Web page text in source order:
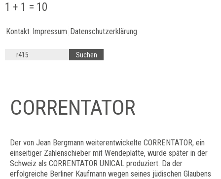
1 + 1 = 10
Kontakt Impressum Datenschutzerklärung
CORRENTATOR
Der von Jean Bergmann weiterentwickelte CORRENTATOR, ein
einseitiger Zahlenschieber mit Wendeplatte, wurde später in der
Schweiz als CORRENTATOR UNICAL produziert. Da der
erfolgreiche Berliner Kaufmann wegen seines jüdischen Glaubens